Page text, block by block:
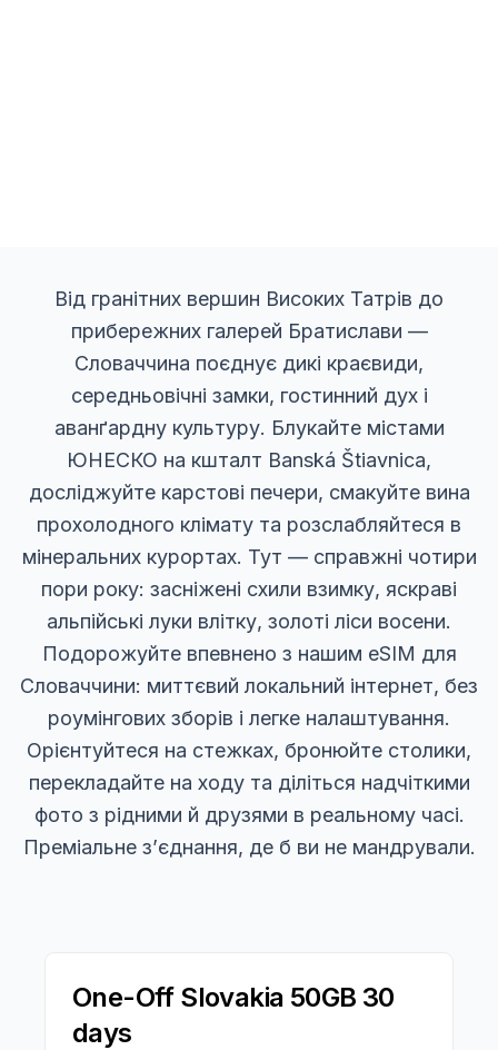
Від гранітних вершин Високих Татрів до
прибережних галерей Братислави —
Словаччина поєднує дикі краєвиди,
середньовічні замки, гостинний дух і
аванґардну культуру. Блукайте містами
ЮНЕСКО на кшталт Banská Štiavnica,
досліджуйте карстові печери, смакуйте вина
прохолодного клімату та розслабляйтеся в
мінеральних курортах. Тут — справжні чотири
пори року: засніжені схили взимку, яскраві
альпійські луки влітку, золоті ліси восени.
Подорожуйте впевнено з нашим eSIM для
Словаччини: миттєвий локальний інтернет, без
роумінгових зборів і легке налаштування.
Орієнтуйтеся на стежках, бронюйте столики,
перекладайте на ходу та діліться надчіткими
фото з рідними й друзями в реальному часі.
Преміальне з’єднання, де б ви не мандрували.
One-Off Slovakia 50GB 30
days